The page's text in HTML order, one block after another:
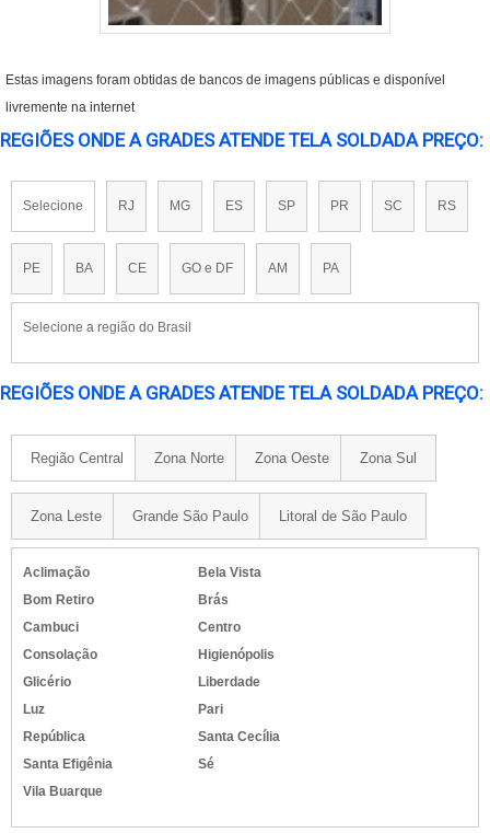
Estas imagens foram obtidas de bancos de imagens públicas e disponível
livremente na internet
REGIÕES ONDE A GRADES ATENDE TELA SOLDADA PREÇO:
Selecione RJ MG ES SP PR SC RS
PE BA CE GO e DF AM PA
Selecione a região do Brasil
REGIÕES ONDE A GRADES ATENDE TELA SOLDADA PREÇO:
Região Central Zona Norte Zona Oeste Zona Sul
Zona Leste Grande São Paulo Litoral de São Paulo
Aclimação
Bela Vista
Bom Retiro
Brás
Cambuci
Centro
Consolação
Higienópolis
Glicério
Liberdade
Luz
Pari
República
Santa Cecília
Santa Efigênia
Sé
Vila Buarque